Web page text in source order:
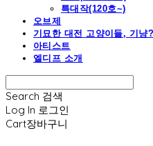
특대작(120호~)
오브제
기묘한 대전 고양이들, 기냥?
아티스트
엘디프 소개
Search 검색
Log In 로그인
Cart장바구니